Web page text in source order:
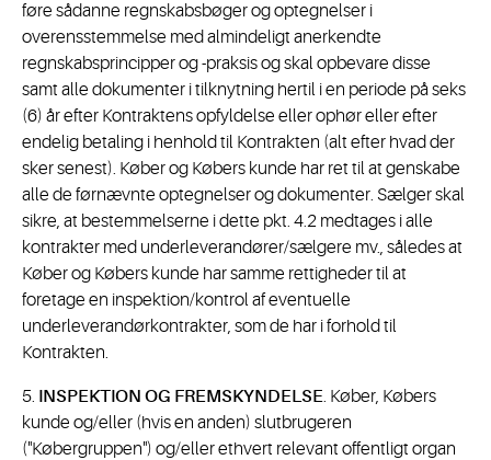
føre sådanne regnskabsbøger og optegnelser i
overensstemmelse med almindeligt anerkendte
regnskabsprincipper og -praksis og skal opbevare disse
samt alle dokumenter i tilknytning hertil i en periode på seks
(6) år efter Kontraktens opfyldelse eller ophør eller efter
endelig betaling i henhold til Kontrakten (alt efter hvad der
sker senest). Køber og Købers kunde har ret til at genskabe
alle de førnævnte optegnelser og dokumenter. Sælger skal
sikre, at bestemmelserne i dette pkt. 4.2 medtages i alle
kontrakter med underleverandører/sælgere mv., således at
Køber og Købers kunde har samme rettigheder til at
foretage en inspektion/kontrol af eventuelle
underleverandørkontrakter, som de har i forhold til
Kontrakten.
5. INSPEKTION OG FREMSKYNDELSE. Køber, Købers
kunde og/eller (hvis en anden) slutbrugeren
("Købergruppen") og/eller ethvert relevant offentligt organ